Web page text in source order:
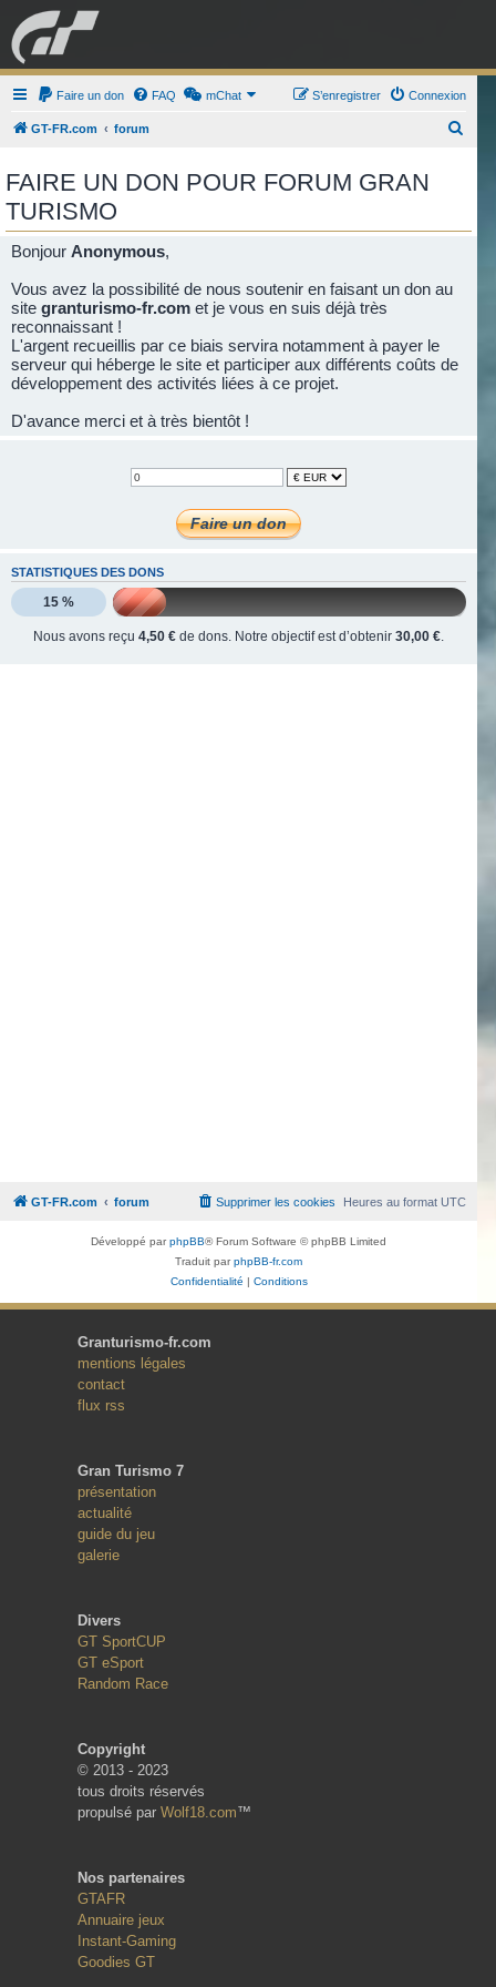
GRAN TURISMO FORUM
ESPORT BOUTIQUE
Faire un don FAQ mChat Connexion
S’enregistrer
GT-FR.com forum
e
FAIRE UN DON POUR FORUM GRAN
TURISMO
Bonjour Anonymous,
Vous avez la possibilité de nous soutenir en faisant un don au
site granturismo-fr.com et je vous en suis déjà très
reconnaissant !
L'argent recueillis par ce biais servira notamment à payer le
serveur qui héberge le site et participer aux différents coûts de
développement des activités liées à ce projet.
D'avance merci et à très bientôt !
STATISTIQUES DES DONS
15 %
Nous avons reçu4,50 € de dons. Notre objectif est d’obtenir30,00 €.
GT-FR.com forum Heures au formatUTC
Supprimer les cookies
Développé parphpBB® Forum Software © phpBB Limited
Traduit parphpBB-fr.com
Confidentialité | Conditions
Granturismo-fr.com
mentions légales
contact
flux rss
Gran Turismo 7
présentation
actualité
guide du jeu
galerie
Divers
GT SportCUP
GT eSport
Random Race
Copyright
© 2013 - 2023
tous droits réservés
propulsé par Wolf18.com™
Nos partenaires
GTAFR
Annuaire jeux
Instant-Gaming
Goodies GT